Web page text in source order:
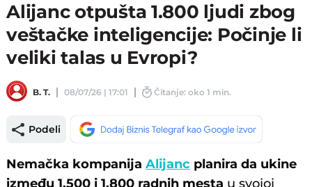
Alijanc otpušta 1.800 ljudi zbog
veštačke inteligencije: Počinje li
veliki talas u Evropi?
B. T. 08/07/26 | 17:01 Čitanje: oko 1 min.
Podeli
Nemačka kompanijaAlijanc planira da ukine
između 1.500 i 1.800 radnih mesta u svojoj